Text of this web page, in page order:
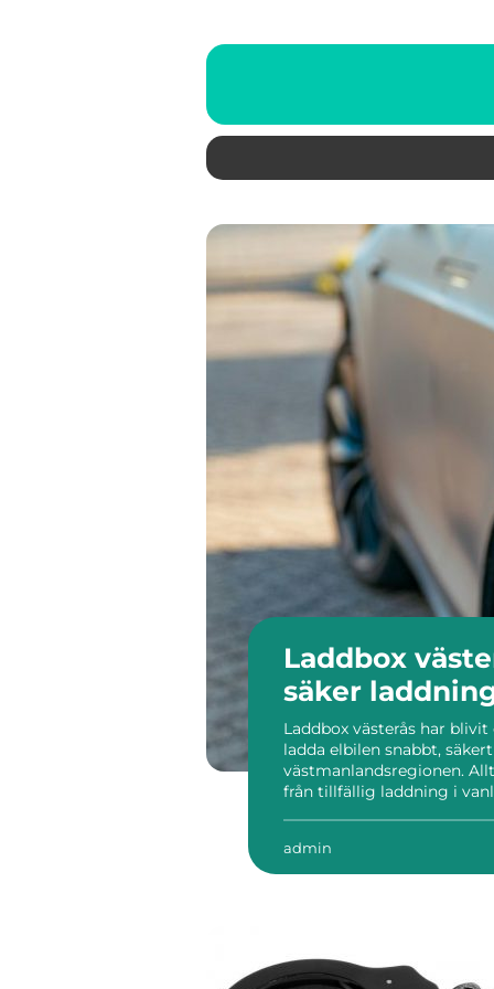
Laddbox
säker
Laddbox västerås har
ladda elbilen snabbt,
västmanlandsregionen.
från tillfällig laddning i
admin